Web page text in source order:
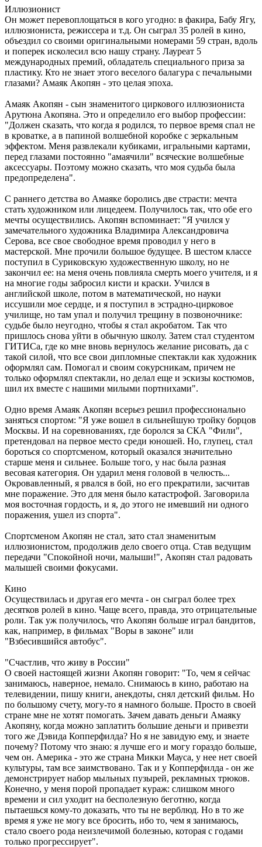
Иллюзионист
Он может перевоплощаться в кого угодно: в факира, Бабу Ягу,
иллюзиониста, режиссера и т.д. Он сыграл 35 ролей в кино,
объездил со своими оригинальными номерами 59 стран, вдоль
и поперек исколесил всю нашу страну. Лауреат 5
международных премий, обладатель специального приза за
пластику. Кто не знает этого веселого балагура с печальными
глазами? Амаяк Акопян - это целая эпоха.
Амаяк Акопян - сын знаменитого циркового иллюзиониста
Арутюна Акопяна. Это и определило его выбор профессии:
"Должен сказать, что когда я родился, то первое время спал не
в кроватке, а в папиной волшебной коробке с зеркальным
эффектом. Меня развлекали кубиками, игральными картами,
перед глазами постоянно "амаячили" всяческие волшебные
аксессуары. Поэтому можно сказать, что моя судьба была
предопределена".
С раннего детства во Амаяке боролись две страсти: мечта
стать художником или лицедеем. Получилось так, что обе его
мечты осуществились. Акопян вспоминает: "Я учился у
замечательного художника Владимира Александровича
Серова, все свое свободное время проводил у него в
мастерской. Мне прочили большое будущее. В шестом классе
поступил в Суриковскую художественную школу, но не
закончил ее: на меня очень повлияла смерть моего учителя, и я
на многие годы забросил кисти и краски. Учился в
английской школе, потом в математической, но науки
иссушили мое сердце, и я поступил в эстрадно-цирковое
училище, но там упал и получил трещину в позвоночнике:
судьбе было неугодно, чтобы я стал акробатом. Так что
пришлось снова уйти в обычную школу. Затем стал студентом
ГИТИСа, где ко мне вновь вернулось желание рисовать, да с
такой силой, что все свои дипломные спектакли как художник
оформлял сам. Помогал и своим сокурсникам, причем не
только оформлял спектакли, но делал еще и эскизы костюмов,
шил их вместе с нашими милыми портнихами".
Одно время Амаяк Акопян всерьез решил профессионально
заняться спортом: "Я уже вошел в сильнейшую тройку борцов
Москвы. И на соревнованиях, где боролся за СКА "Фили",
претендовал на первое место среди юношей. Но, глупец, стал
бороться со спортсменом, который оказался значительно
старше меня и сильнее. Больше того, у нас была разная
весовая категория. Он ударил меня головой в челюсть...
Окровавленный, я рвался в бой, но его прекратили, засчитав
мне поражение. Это для меня было катастрофой. Заговорила
моя восточная гордость, и я, до этого не имевший ни одного
поражения, ушел из спорта".
Спортсменом Акопян не стал, зато стал знаменитым
иллюзионистом, продолжив дело своего отца. Став ведущим
передачи "Спокойной ночи, малыши!", Акопян стал радовать
малышей своими фокусами.
Кино
Осуществилась и другая его мечта - он сыграл более трех
десятков ролей в кино. Чаще всего, правда, это отрицательные
роли. Так уж получилось, что Акопян больше играл бандитов,
как, например, в фильмах "Воры в законе" или
"Взбесившийся автобус".
"Счастлив, что живу в России"
О своей настоящей жизни Акопян говорит: "То, чем я сейчас
занимаюсь, наверное, немало. Снимаюсь в кино, работаю на
телевидении, пишу книги, анекдоты, снял детский фильм. Но
по большому счету, могу-то я намного больше. Просто в своей
стране мне не хотят помогать. Зачем давать деньги Амаяку
Акопяну, когда можно заплатить большие деньги и привезти
того же Дэвида Копперфилда? Но я не завидую ему, и знаете
почему? Потому что знаю: я лучше его и могу гораздо больше,
чем он. Америка - это же страна Микки Мауса, у нее нет своей
культуры, там все заимствовано. Так и у Копперфилда - он же
демонстрирует набор мыльных пузырей, рекламных трюков.
Конечно, у меня порой пропадает кураж: слишком много
времени и сил уходит на бесполезную беготню, когда
пытаешься кому-то доказать, что ты не верблюд. Но в то же
время я уже не могу все бросить, ибо то, чем я занимаюсь,
стало своего рода неизлечимой болезнью, которая с годами
только прогрессирует".